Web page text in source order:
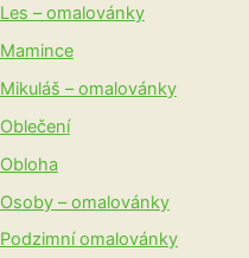
Les – omalovánky
Mamince
Mikuláš – omalovánky
Oblečení
Obloha
Osoby – omalovánky
Podzimní omalovánky